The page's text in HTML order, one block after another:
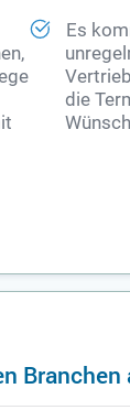
Es
Vertrieb
die
Branchen